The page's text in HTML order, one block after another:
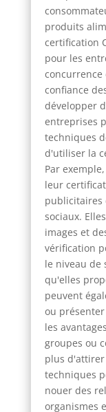
produits
certification
pour les
confiance
développer
entreprises
techniques
d'utiliser la
Par
leur
publicitaires
sociaux.
images et
vérification
le niveau de
qu'elles
peuvent
ou
les
groupes ou
plus d'attirer
techniques
nouer des
organismes